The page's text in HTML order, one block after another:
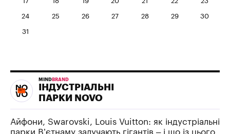
24 25 26 27 28 29 30
31
MIND BRAND
ІНДУСТРІАЛЬНІ
ПАРКИ NOVO
Айфони, Swarovski, Louis Vuitton: як індустріальні